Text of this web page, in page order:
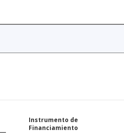
Instrumento de
Financiamiento